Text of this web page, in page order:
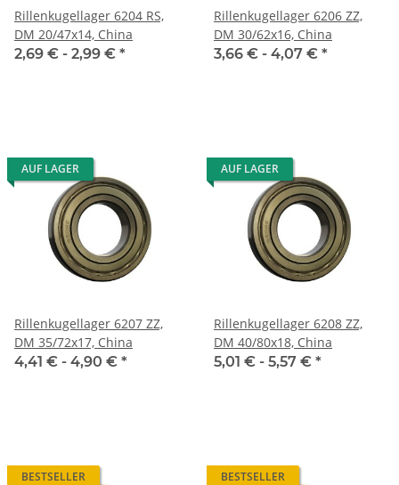
Rillenkugellager 6204 RS,
DM 20/47x14, China
2,69 € - 2,99 € *
Rillenkugellager 6206 ZZ,
DM 30/62x16, China
3,66 € - 4,07 € *
AUF LAGER
Rillenkugellager 6207 ZZ,
DM 35/72x17, China
4,41 € - 4,90 € *
AUF LAGER
Rillenkugellager 6208 ZZ,
DM 40/80x18, China
5,01 € - 5,57 € *
BESTSELLER BESTSELLER